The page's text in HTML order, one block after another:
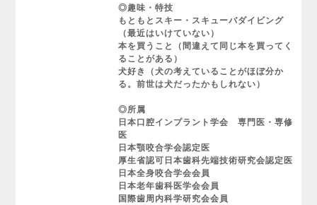
◎趣味・特技
もともとスキー・スキューバダイビング
（最近はいけていない）
本を買うこと（間違えて同じ本を買ってく
ることがある）
犬好き（犬の考えていることがほぼ分か
る。前世は犬だったかもしれない）
◎所属
日本口腔インプラント学会 専門医・専修
医
日本顎咬合学会認定医
厚生省認可日本歯科先端技術研究会認定医
日本全身咬合学会会員
日本老年歯科医学会会員
国際歯周内科学研究会会員